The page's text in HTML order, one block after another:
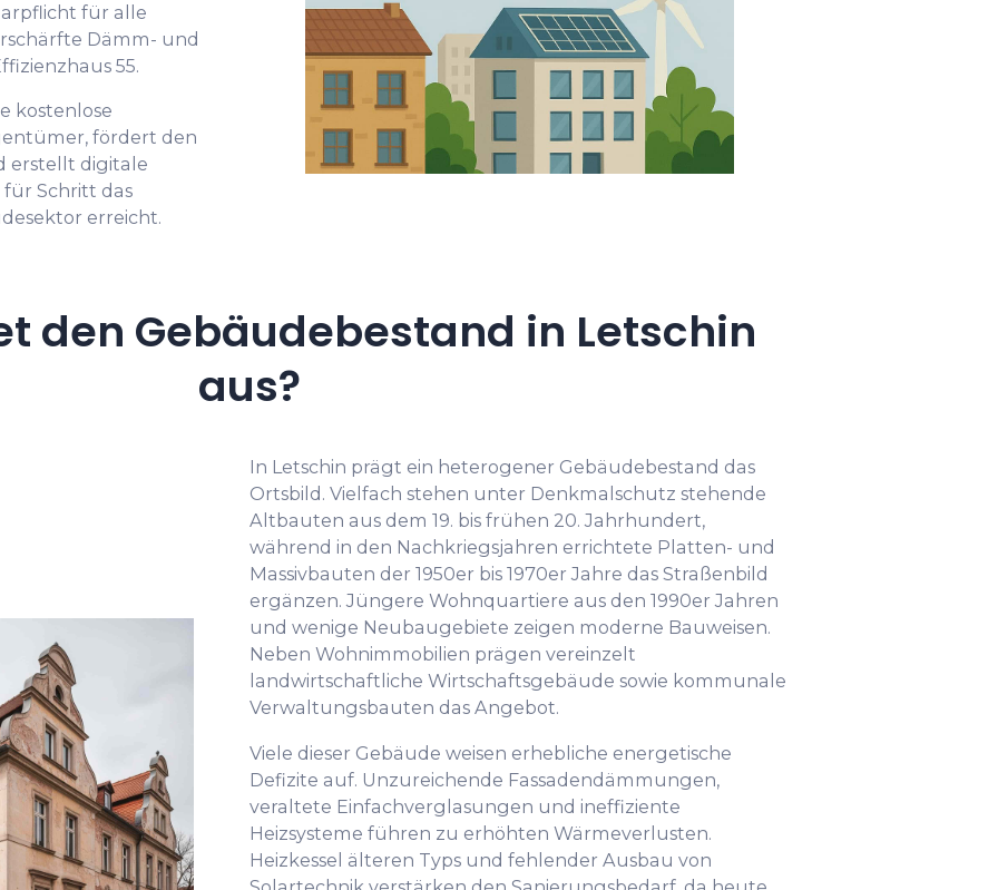
für alle
Dämm- und
55.
kostenlose
fördert den
erstellt digitale
für Schritt das
erreicht.
den Gebäudebestand in Letschin
aus?
In Letschin prägt ein heterogener Gebäudebestand das
Ortsbild. Vielfach stehen unter Denkmalschutz stehende
Altbauten aus dem 19. bis frühen 20. Jahrhundert,
während in den Nachkriegsjahren errichtete Platten- und
Massivbauten der 1950er bis 1970er Jahre das Straßenbild
ergänzen. Jüngere Wohnquartiere aus den 1990er Jahren
und wenige Neubaugebiete zeigen moderne Bauweisen.
Neben Wohnimmobilien prägen vereinzelt
landwirtschaftliche Wirtschaftsgebäude sowie kommunale
Verwaltungsbauten das Angebot.
Viele dieser Gebäude weisen erhebliche energetische
Defizite auf. Unzureichende Fassadendämmungen,
veraltete Einfachverglasungen und ineffiziente
Heizsysteme führen zu erhöhten Wärmeverlusten.
Heizkessel älteren Typs und fehlender Ausbau von